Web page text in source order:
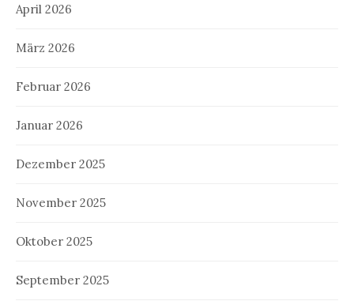
April 2026
März 2026
Februar 2026
Januar 2026
Dezember 2025
November 2025
Oktober 2025
September 2025